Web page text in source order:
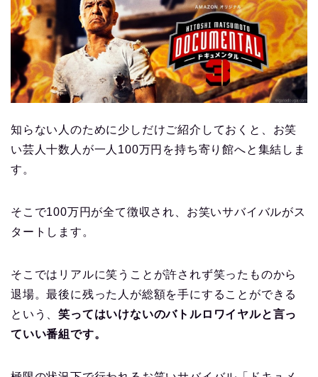
知らない人のために少しだけご紹介しておくと、お笑
い芸人十数人が一人100万円を持ち寄り館へと集結しま
す。
そこで100万円が全て徴収され、お笑いサバイバルがス
タートします。
そこではリアルに笑うことが許されず笑ったものから
退場。最後に残った人が総額を手にすることができる
という、笑ってはいけないのバトルロワイヤルと言っ
ていい番組です。